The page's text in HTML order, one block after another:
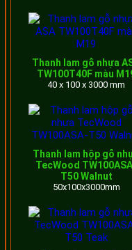
Bảng giá thanh
TecWood
Sản phẩm Quy cách
lam rỗng
TW90
Thanh lam gỗ nhựa
TW100T40F màu
40 x 100 x 3000 mm
Thanh lam hộp gỗ
TecWood
T50 Walnut
50x100x3000mm